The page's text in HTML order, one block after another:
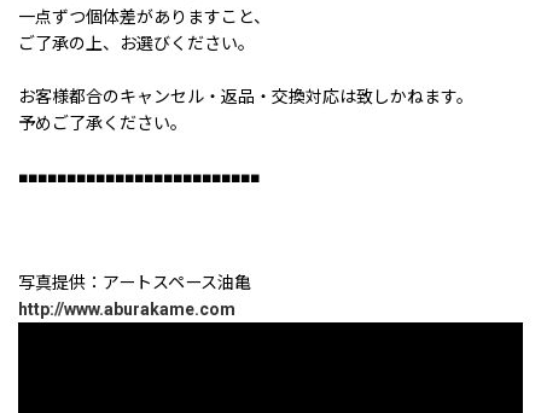
一点ずつ個体差がありますこと、
ご了承の上、お選びください。
お客様都合のキャンセル・返品・交換対応は致しかねます。
予めご了承ください。
■■■■■■■■■■■■■■■■■■■■■■■■■
写真提供：アートスペース油亀
http://www.aburakame.com